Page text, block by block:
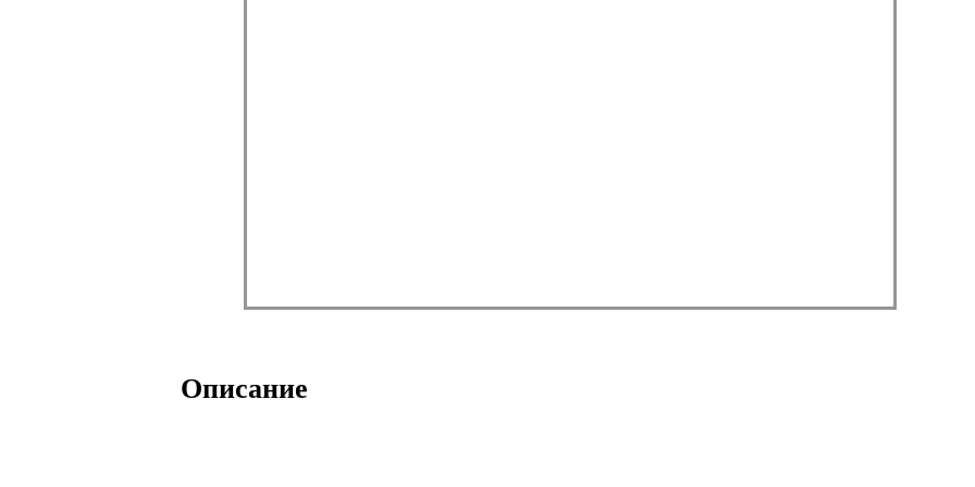
Описание